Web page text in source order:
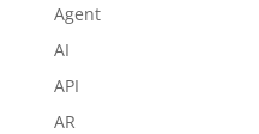
Agent
AI
API
AR